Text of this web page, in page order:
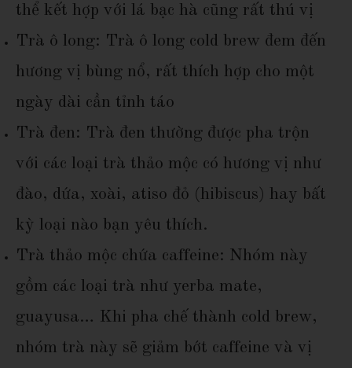
thể kết hợp với lá bạc hà cũng rất thú vị
Trà ô long: Trà ô long cold brew đem đến
hương vị bùng nổ, rất thích hợp cho một
ngày dài cần tỉnh táo
Trà đen: Trà đen thường được pha trộn
với các loại trà thảo mộc có hương vị như
đào, dứa, xoài, atiso đỏ (hibiscus) hay bất
kỳ loại nào bạn yêu thích.
Trà thảo mộc chứa caffeine: Nhóm này
gồm các loại trà như yerba mate,
guayusa… Khi pha chế thành cold brew,
nhóm trà này sẽ giảm bớt caffeine và vị